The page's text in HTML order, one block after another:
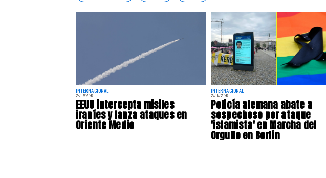
INTERNACIONAL
29/07/2026
EEUU intercepta misiles
iraníes y lanza ataques en
Oriente Medio
INTERNACIONAL
27/07/2026
Policía alemana abate a
sospechoso por ataque
'islamista' en Marcha del
Orgullo en Berlín